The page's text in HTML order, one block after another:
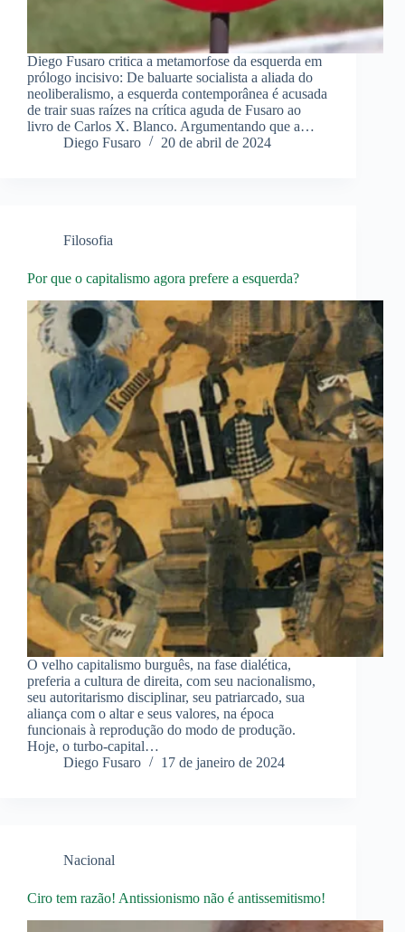
Diego Fusaro critica a metamorfose da esquerda em
prólogo incisivo: De baluarte socialista a aliada do
neoliberalismo, a esquerda contemporânea é acusada
de trair suas raízes na crítica aguda de Fusaro ao
livro de Carlos X. Blanco. Argumentando que a…
Diego Fusaro
20 de abril de 2024
Filosofia
Por que o capitalismo agora prefere a esquerda?
O velho capitalismo burguês, na fase dialética,
preferia a cultura de direita, com seu nacionalismo,
seu autoritarismo disciplinar, seu patriarcado, sua
aliança com o altar e seus valores, na época
funcionais à reprodução do modo de produção.
Hoje, o turbo-capital…
Diego Fusaro
17 de janeiro de 2024
Nacional
Ciro tem razão! Antissionismo não é antissemitismo!